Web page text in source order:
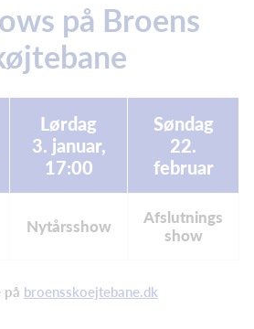
på Broens
Lørdag
3. januar,
17:00
Søndag
22.
februar
Nytårsshow
Afslutnings
show
på broensskoejtebane.dk